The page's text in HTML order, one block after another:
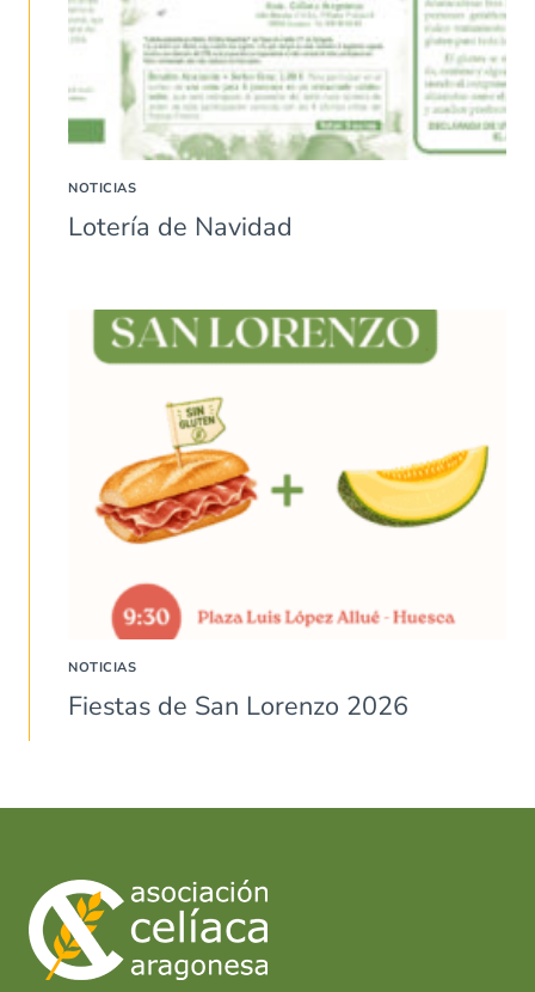
NOTICIAS
Lotería de Navidad
NOTICIAS
Fiestas de San Lorenzo 2026